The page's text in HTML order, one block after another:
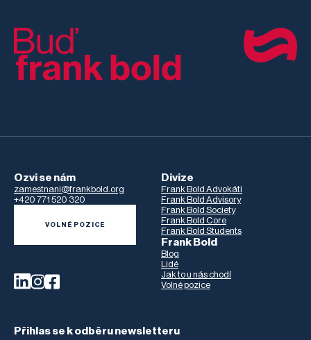
Ozvi se nám
zamestnani@frankbold.org
+420 771 520 320
VOLNÉ POZICE
Divize
Frank Bold Advokáti
Frank Bold Advisory
Frank Bold Society
Frank Bold Core
Frank Bold Students
Frank Bold
Blog
Lidé
Jak to u nás chodí
Volné pozice
Přihlas se k odběru newsletteru